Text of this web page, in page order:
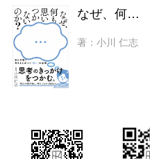
なぜ、何も思いつかないのか？ 自分の頭で考える力がつく「問い」の技術
著：小川 仁志